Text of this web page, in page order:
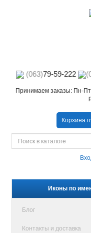
(063)79-59-222
Принимаем заказы: Пн-
Корзина
Иконы по
Блог
Контакты и доставка